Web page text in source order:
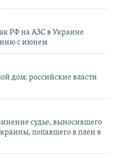
РФ на АЗС в Украине
с июнем
дом: российские власти
судье, выносившего
попавшего в плен в